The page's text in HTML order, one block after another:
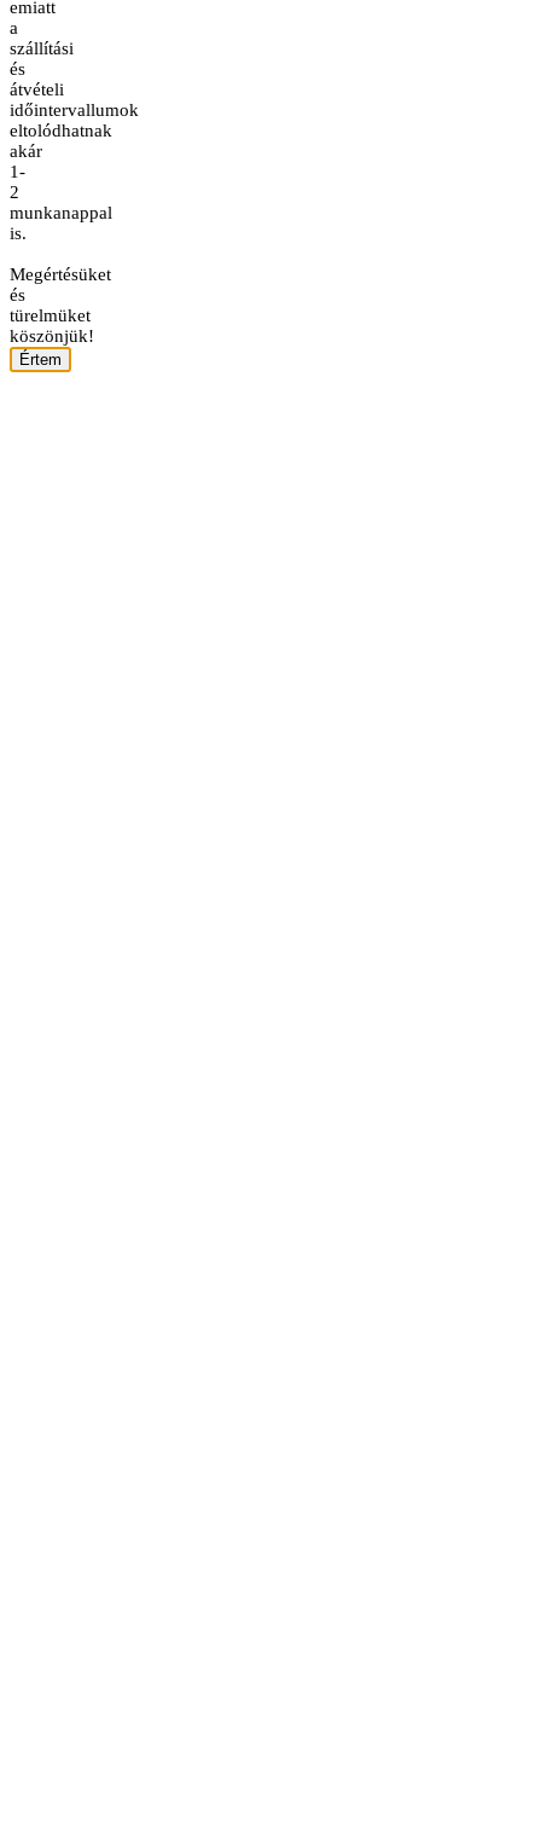
emiatt
a
szállítási
és
átvételi
időintervallumok
eltolódhatnak
akár
1-
2
munkanappal
is.
Megértésüket
és
türelmüket
köszönjük!
Értem